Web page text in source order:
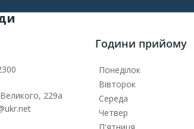
229а
Години прийому
Понеділок
Вівторок
Середа
Четвер